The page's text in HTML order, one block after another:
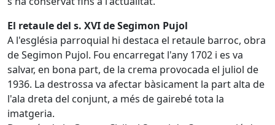
El retaule del s. XVI de Segimon Pujol
A l'església parroquial hi destaca el retaule barroc, obra
de Segimon Pujol. Fou encarregat l'any 1702 i es va
salvar, en bona part, de la crema provocada el juliol de
1936. La destrossa va afectar bàsicament la part alta de
l'ala dreta del conjunt, a més de gairebé tota la
imatgeria.